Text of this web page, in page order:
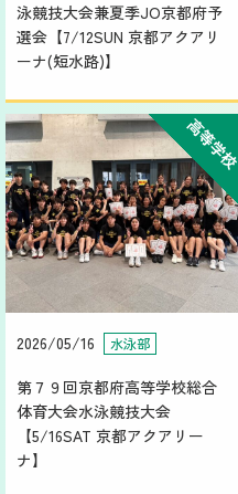
泳競技大会兼夏季JO京都府予
選会【7/12SUN 京都アクアリ
ーナ(短水路)】
高等学校
2026/05/16 水泳部
第７９回京都府高等学校総合
体育大会水泳競技大会
【5/16SAT 京都アクアリー
ナ】